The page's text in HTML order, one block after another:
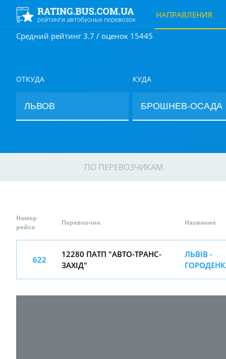
НАПРАВЛЕНИЯ
Средний рейтинг 3.7 / оценок 15445
ОТКУДА КУДА
ПО ПЕРЕВОЗЧИКАМ
Номер
рейса
Перевозчик Название
622
12280 ПАТП "АВТО-ТРАНС-
ЗАХІД"
ЛЬВІВ -